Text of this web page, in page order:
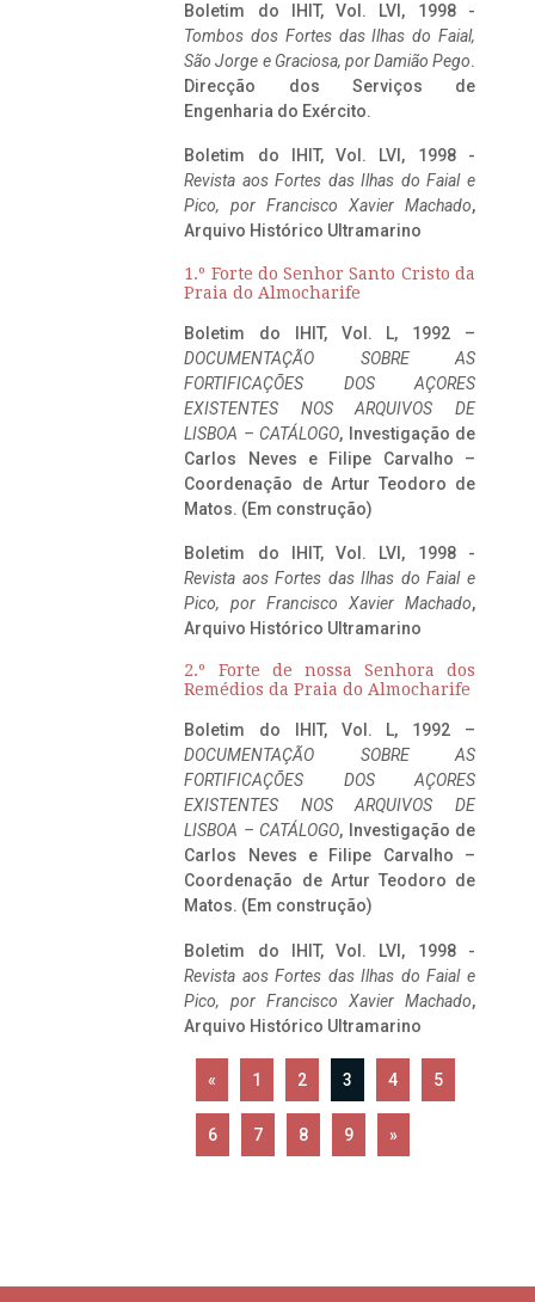
Boletim do IHIT, Vol. LVI, 1998 -
Tombos dos Fortes das Ilhas do Faial,
São Jorge e Graciosa, por Damião Pego.
Direcção dos Serviços de
Engenharia do Exército.
Boletim do IHIT, Vol. LVI, 1998 -
Revista aos Fortes das Ilhas do Faial e
Pico, por Francisco Xavier Machado,
Arquivo Histórico Ultramarino
1.º Forte do Senhor Santo Cristo da
Praia do Almocharife
Boletim do IHIT, Vol. L, 1992 –
DOCUMENTAÇÃO SOBRE AS
FORTIFICAÇÕES DOS AÇORES
EXISTENTES NOS ARQUIVOS DE
LISBOA – CATÁLOGO, Investigação de
Carlos Neves e Filipe Carvalho –
Coordenação de Artur Teodoro de
Matos. (Em construção)
Boletim do IHIT, Vol. LVI, 1998 -
Revista aos Fortes das Ilhas do Faial e
Pico, por Francisco Xavier Machado,
Arquivo Histórico Ultramarino
2.º Forte de nossa Senhora dos
Remédios da Praia do Almocharife
Boletim do IHIT, Vol. L, 1992 –
DOCUMENTAÇÃO SOBRE AS
FORTIFICAÇÕES DOS AÇORES
EXISTENTES NOS ARQUIVOS DE
LISBOA – CATÁLOGO, Investigação de
Carlos Neves e Filipe Carvalho –
Coordenação de Artur Teodoro de
Matos. (Em construção)
Boletim do IHIT, Vol. LVI, 1998 -
Revista aos Fortes das Ilhas do Faial e
Pico, por Francisco Xavier Machado,
Arquivo Histórico Ultramarino
« 1 2 3 4 5
6 7 8 9 »